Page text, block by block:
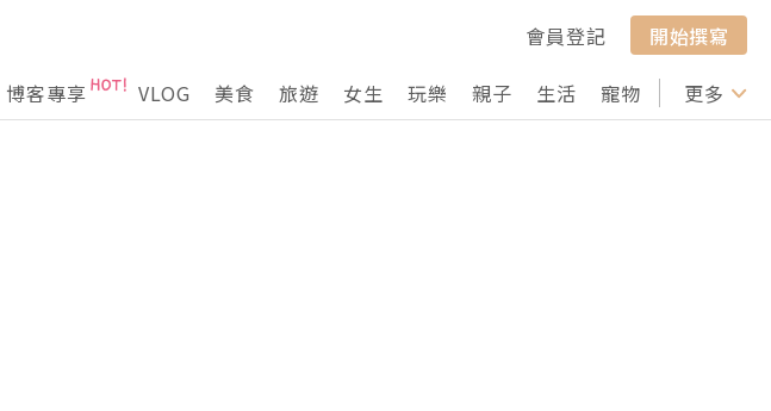
會員登記
開始撰寫
博客專享 VLOG 美食 旅遊 女生 玩樂 親子 生活 寵物 行山 打卡
更多